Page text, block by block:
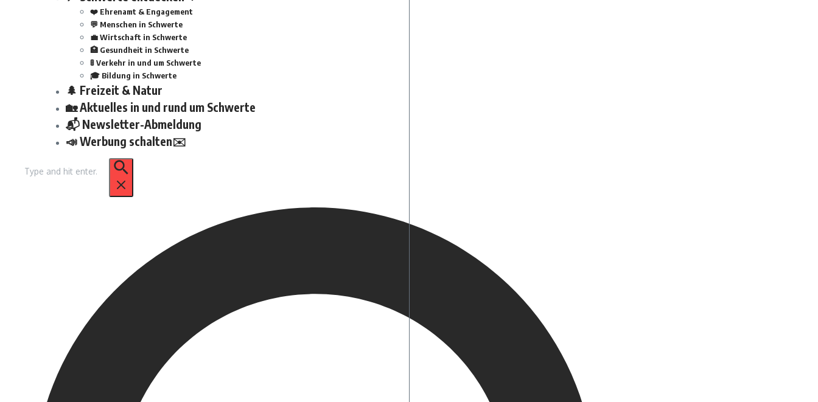
❤️ Ehrenamt & Engagement
💬 Menschen in Schwerte
💼 Wirtschaft in Schwerte
🏥 Gesundheit in Schwerte
🚦 Verkehr in und um Schwerte
🎓 Bildung in Schwerte
🌲 Freizeit & Natur
🏡 Aktuelles in und rund um Schwerte
📬 Newsletter-Abmeldung
📣 Werbung schalten✉️
nach: